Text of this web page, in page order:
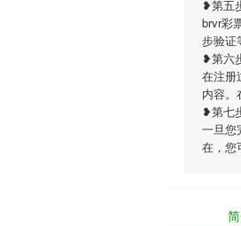
❥第五
brvr彩
步验证
❥第六
在注册
内容。
❥第七
一旦您
在，您